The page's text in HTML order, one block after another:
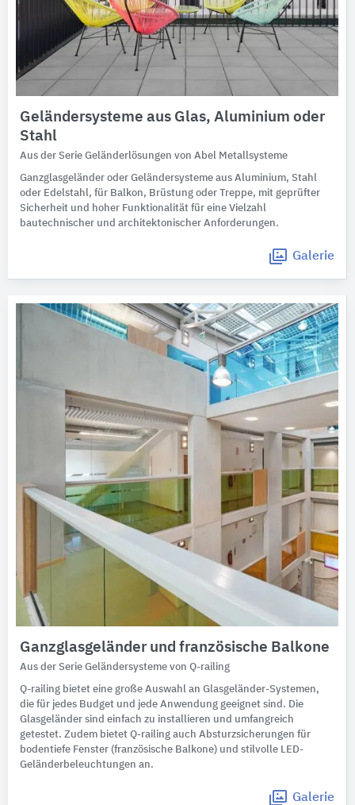
Geländersysteme aus Glas, Aluminium oder
Stahl
Aus der Serie Geländerlösungen von Abel Metallsysteme
Ganzglasgeländer oder Geländersysteme aus Aluminium, Stahl
oder Edelstahl, für Balkon, Brüstung oder Treppe, mit geprüfter
Sicherheit und hoher Funktionalität für eine Vielzahl
bautechnischer und architektonischer Anforderungen.
Galerie
Ganzglasgeländer und französische Balkone
Aus der Serie Geländersysteme von Q-railing
Q-railing bietet eine große Auswahl an Glasgeländer-Systemen,
die für jedes Budget und jede Anwendung geeignet sind. Die
Glasgeländer sind einfach zu installieren und umfangreich
getestet. Zudem bietet Q-railing auch Absturzsicherungen für
bodentiefe Fenster (französische Balkone) und stilvolle LED-
Geländerbeleuchtungen an.
Galerie